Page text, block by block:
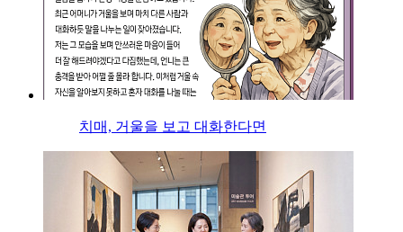
치매, 거울을 보고 대화한다면